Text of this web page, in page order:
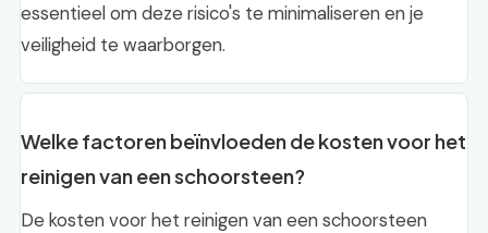
essentieel om deze risico's te minimaliseren en je
veiligheid te waarborgen.
Welke factoren beïnvloeden de kosten voor het
reinigen van een schoorsteen?
De kosten voor het reinigen van een schoorsteen